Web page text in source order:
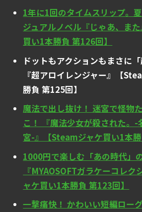
1年に1回のタイムスリップ。
ジュアルノベル『じゃあ、ま
買い1本勝負 第126回】
ドットもアクションもまさに
『超アロイレンジャー』【
勝負 第125回】
魔法で出し抜け！ 迷宮で怪物
こ！ 『魔法少女が殺された。
宮-』【Steamジャケ買い1本勝
1000円で楽しむ「あの時代」
『MYAOSOFTガラケーコレ
ャケ買い1本勝負 第123回】
一撃痛快！ かわいい短編ロー